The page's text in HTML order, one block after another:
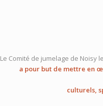
Le Comité de jumelage de Noisy le
a pour but de mettre en
culturels,